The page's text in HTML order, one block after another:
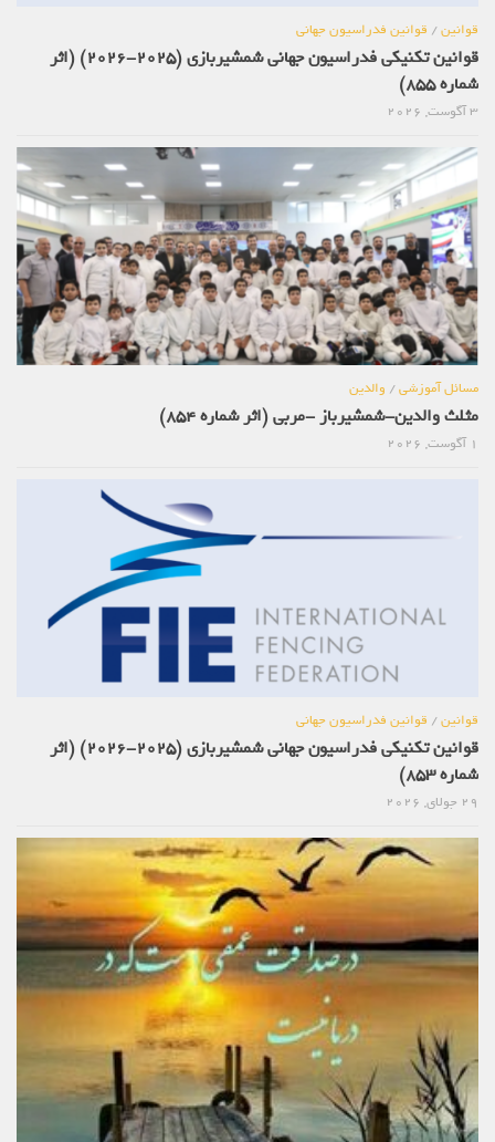
قوانین/قوانین فدراسیون جهانی
قوانین تکنیکی فدراسیون جهانی شمشیربازی (2025-2026) (اثر
شماره 855)
مسائل آموزشی/والدین
مثلث والدین-شمشیرباز -مربی (اثر شماره 854)
قوانین/قوانین فدراسیون جهانی
قوانین تکنیکی فدراسیون جهانی شمشیربازی (2025-2026) (اثر
شماره 853)